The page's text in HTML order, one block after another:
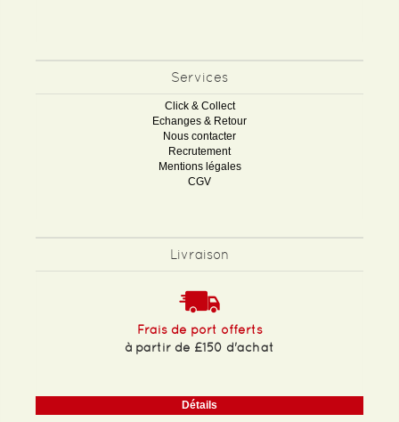
Services
Click & Collect
Echanges & Retour
Nous contacter
Recrutement
Mentions légales
CGV
Livraison
Frais de port offerts
à partir de £150 d'achat
Détails